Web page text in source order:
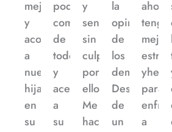
mejor
y
acompañar
a
nuestras
hijas
en
su
poder
comer
de
todo
y
acercarse
a
su
y
sentimientos,
sin
culparme
por
ello.
Me
hace
la
opinión
de
los
demás.
Después
de
un
ahora
tengo
para
a